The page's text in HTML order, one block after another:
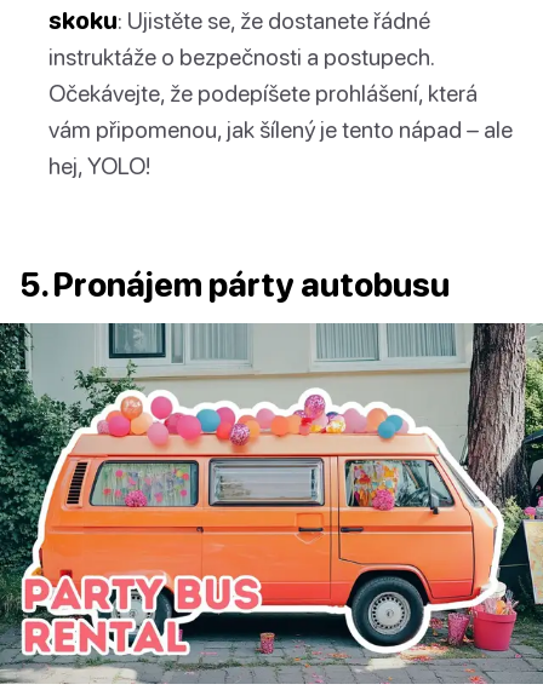
skoku: Ujistěte se, že dostanete řádné
instruktáže o bezpečnosti a postupech.
Očekávejte, že podepíšete prohlášení, která
vám připomenou, jak šílený je tento nápad – ale
hej, YOLO!
5. Pronájem párty autobusu